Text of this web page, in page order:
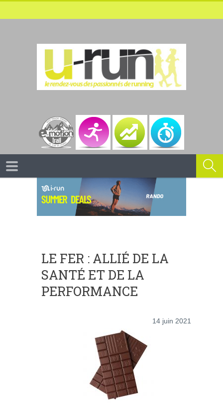
LE FER : ALLIÉ DE LA
SANTÉ ET DE LA
PERFORMANCE
14 juin 2021